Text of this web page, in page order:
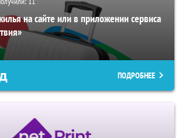
на сайте или в приложении сервиса
ПОДРОБНЕЕ